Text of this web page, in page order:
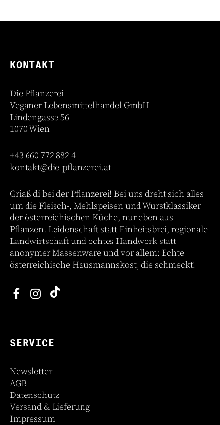
KONTAKT
Die Pflanzerei –
Veganer Lebensmittelhandel GmbH
Lindengasse 56
1070 Wien
+43 660 772 882 4
kontakt@die-pflanzerei.at
Griaß di bei der Pflanzerei! Bei uns dreht sich alles
um die Fleisch-, Mehlspeisen und Wurstklassiker
der österreichischen Küche, nur eben aus
Pflanzen. Leidenschaft statt Einheitsbrei, regionale
Landwirtschaft und echtes Handwerk statt
anonymer Massenware und vor allem: Echte
österreichische Hausmannskost, die schmeckt!
SERVICE
Newsletter
AGB
Datenschutz
Versand & Lieferung
Impressum